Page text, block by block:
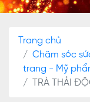
Trang chủ
Chăm sóc
trang - Mỹ
TRÀ THẢI